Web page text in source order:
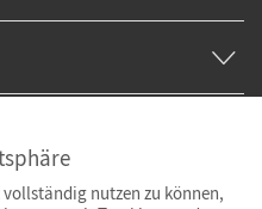
nutzen zu können,